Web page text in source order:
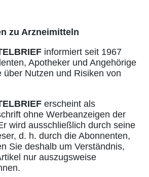
zu Arzneimitteln
informiert seit 1967
Apotheker und Angehörige
über Nutzen und Risiken von
erscheint als
ohne Werbeanzeigen der
wird ausschließlich durch seine
d. h. durch die Abonnenten,
Sie deshalb um Verständnis,
nur auszugsweise